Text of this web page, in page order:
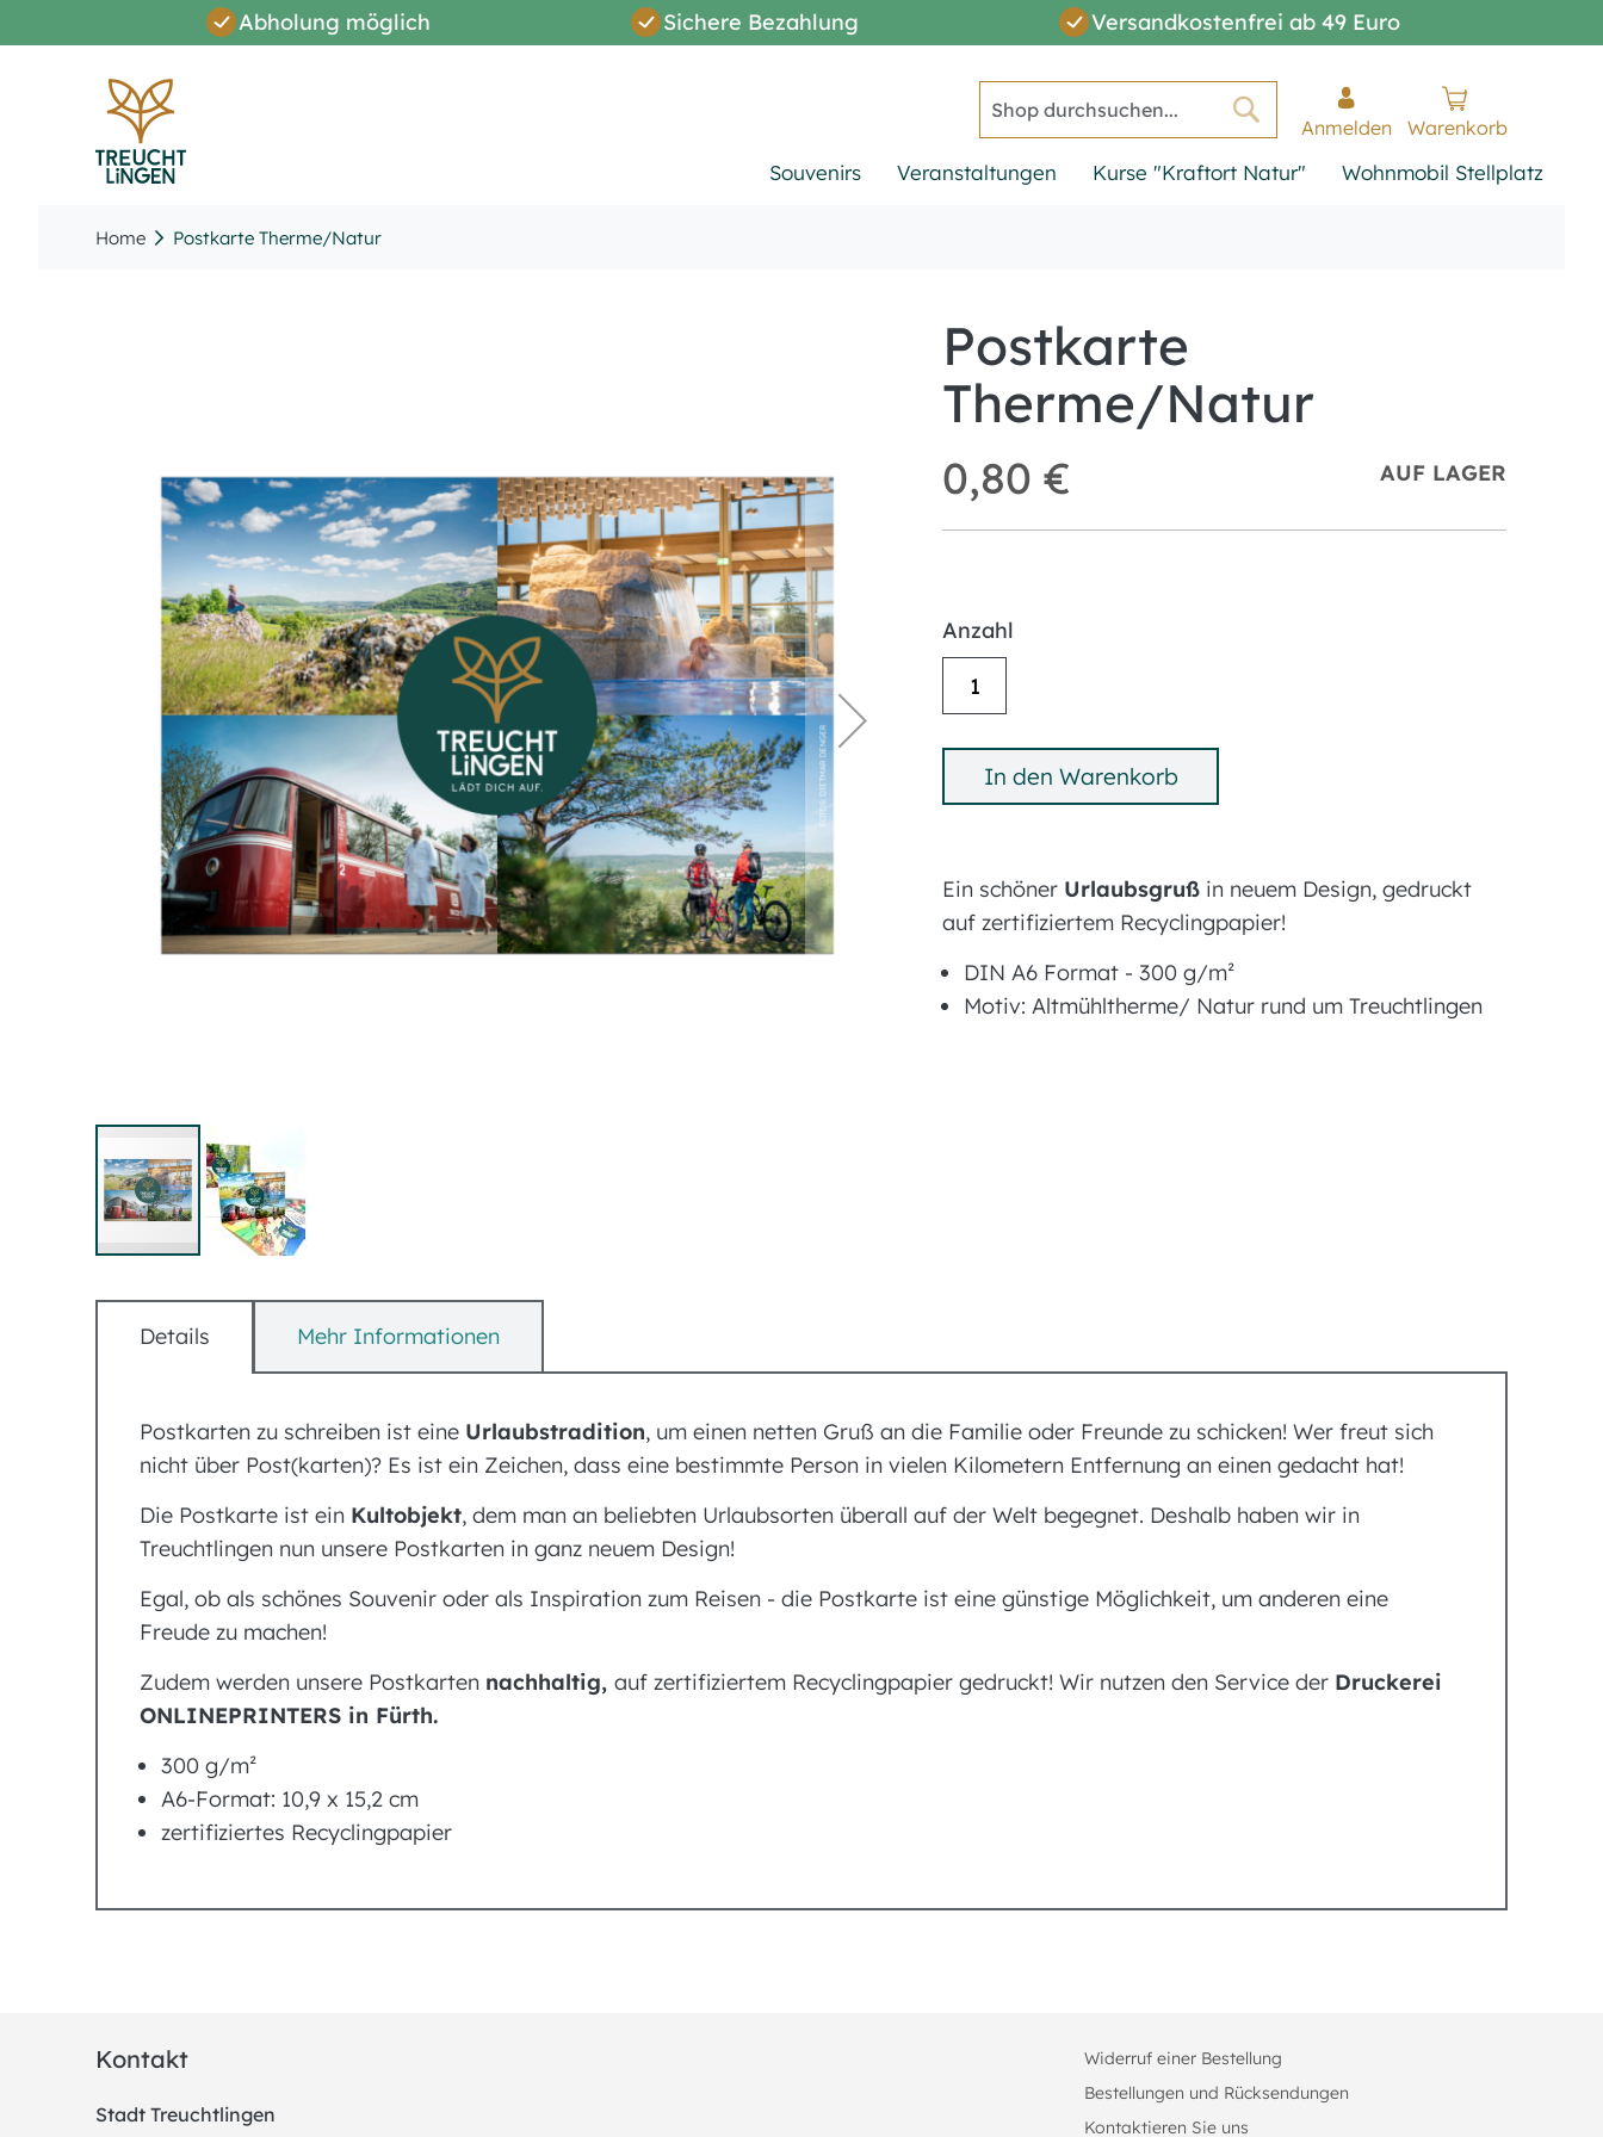
Abholung möglich Sichere Bezahlung
Versandkostenfrei ab 49 Euro
Direkt
zum
Inhalt
Warenkorb
Anmelden
Souvenirs Veranstaltungen Kurse "Kraftort Natur" Wohnmobil Stellplatz
Home Postkarte Therme/Natur
Postkarte
Therme/Natur
0,80 € AUF LAGER
Anzahl
In den Warenkorb
Ein schöner Urlaubsgruß in neuem Design, gedruckt
auf zertifiziertem Recyclingpapier!
DIN A6 Format - 300 g/m²
Motiv: Altmühltherme/ Natur rund um Treuchtlingen
Anfang
Details
Postkarten zu schreiben ist eine Urlaubstradition, um einen netten Gruß an die Familie oder Freunde zu schicken! Wer freut sich
nicht über Post(karten)? Es ist ein Zeichen, dass eine bestimmte Person in vielen Kilometern Entfernung an einen gedacht hat!
Die Postkarte ist ein Kultobjekt, dem man an beliebten Urlaubsorten überall auf der Welt begegnet. Deshalb haben wir in
Treuchtlingen nun unsere Postkarten in ganz neuem Design!
Egal, ob als schönes Souvenir oder als Inspiration zum Reisen - die Postkarte ist eine günstige Möglichkeit, um anderen eine
Freude zu machen!
Zudem werden unsere Postkarten nachhaltig, auf zertifiziertem Recyclingpapier gedruckt! Wir nutzen den Service der Druckerei
ONLINEPRINTERS in Fürth.
300 g/m²
A6-Format: 10,9 x 15,2 cm
zertifiziertes Recyclingpapier
Mehr Informationen
Kontakt
Stadt Treuchtlingen
Widerruf einer Bestellung
Bestellungen und Rücksendungen
Kontaktieren Sie uns